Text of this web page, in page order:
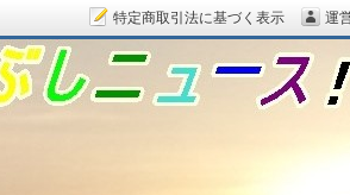
特定商取引法に基づく表示 運